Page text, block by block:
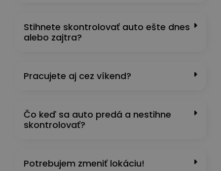
Stihnete skontrolovať auto ešte dnes
alebo zajtra?
Pracujete aj cez víkend?
Čo keď sa auto predá a nestihne
skontrolovať?
Potrebujem zmeniť lokáciu!